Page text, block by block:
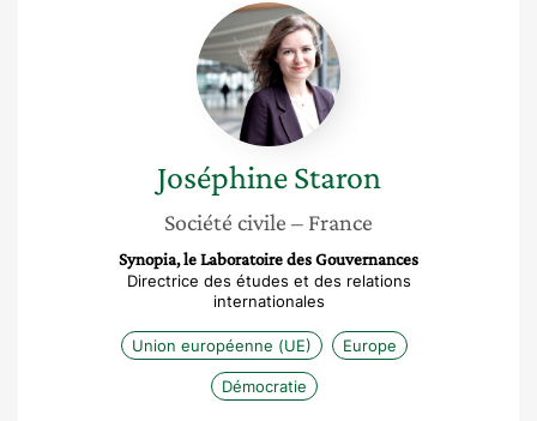
Joséphine
Staron
Joséphine Staron
Société civile – France
Synopia, le Laboratoire des Gouvernances
Directrice des études et des relations
internationales
Union européenne (UE) Europe
Démocratie